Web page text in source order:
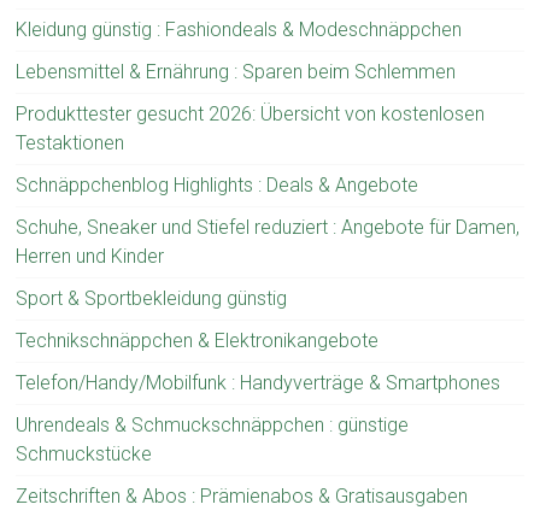
Kleidung günstig : Fashiondeals & Modeschnäppchen
Lebensmittel & Ernährung : Sparen beim Schlemmen
Produkttester gesucht 2026: Übersicht von kostenlosen
Testaktionen
Schnäppchenblog Highlights : Deals & Angebote
Schuhe, Sneaker und Stiefel reduziert : Angebote für Damen,
Herren und Kinder
Sport & Sportbekleidung günstig
Technikschnäppchen & Elektronikangebote
Telefon/Handy/Mobilfunk : Handyverträge & Smartphones
Uhrendeals & Schmuckschnäppchen : günstige
Schmuckstücke
Zeitschriften & Abos : Prämienabos & Gratisausgaben